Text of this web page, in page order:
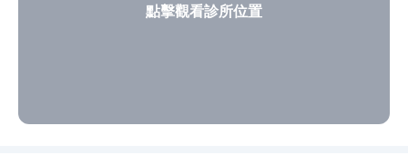
點擊觀看診所位置